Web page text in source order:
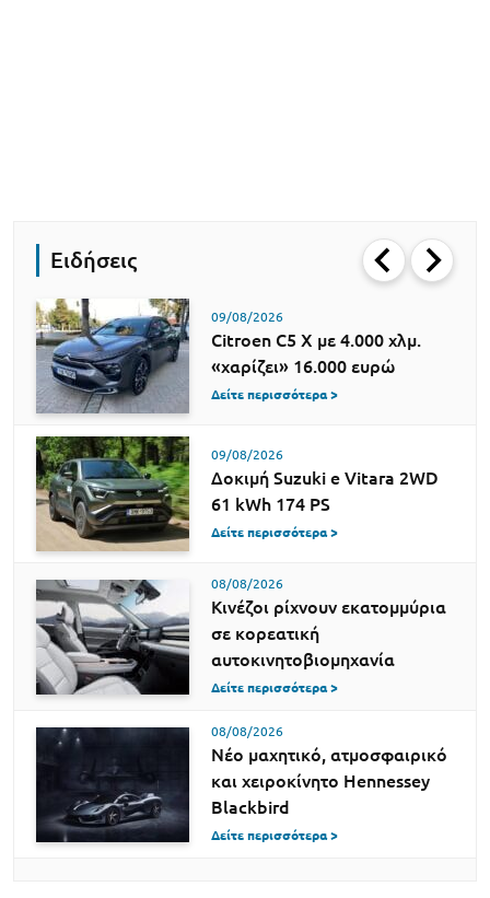
Ειδήσεις
09/08/2026
Citroen C5 X με 4.000 χλμ.
«χαρίζει» 16.000 ευρώ
Δείτε περισσότερα >
09/08/2026
Δοκιμή Suzuki e Vitara 2WD
61 kWh 174 PS
Δείτε περισσότερα >
08/08/2026
Κινέζοι ρίχνουν εκατομμύρια
σε κορεατική
αυτοκινητοβιομηχανία
Δείτε περισσότερα >
08/08/2026
Νέο μαχητικό, ατμοσφαιρικό
και χειροκίνητο Hennessey
Blackbird
Δείτε περισσότερα >